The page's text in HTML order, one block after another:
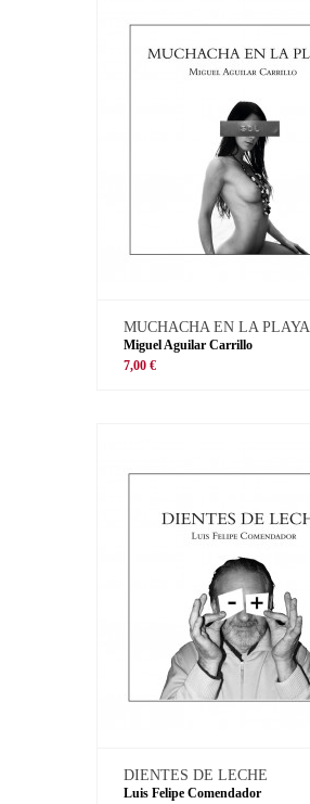
MUCHACHA EN LA PLAYA
Miguel Aguilar Carrillo
7,00 €
DIENTES DE LECHE
Luis Felipe Comendador